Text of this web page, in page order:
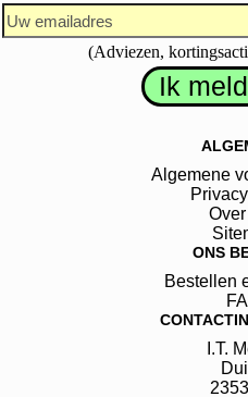
(Adviezen,
Algemene
ONS
Bestellen
I.T.